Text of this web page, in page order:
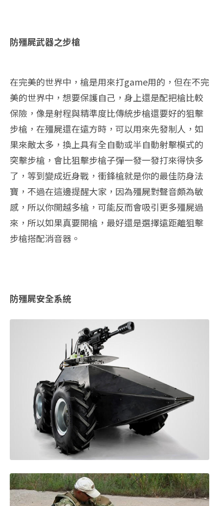
防殭屍武器之步槍
在完美的世界中，槍是用來打game用的，但在不完
美的世界中，想要保護自己，身上還是配把槍比較
保險，像是射程與精準度比傳統步槍還要好的狙擊
步槍，在殭屍還在遠方時，可以用來先發制人，如
果來敵太多，換上具有全自動或半自動射擊模式的
突擊步槍，會比狙擊步槍子彈一發一發打來得快多
了，等到變成近身戰，衝鋒槍就是你的最佳防身法
寶，不過在這邊提醒大家，因為殭屍對聲音頗為敏
感，所以你開越多槍，可能反而會吸引更多殭屍過
來，所以如果真要開槍，最好還是選擇遠距離狙擊
步槍搭配消音器。
防殭屍安全系統